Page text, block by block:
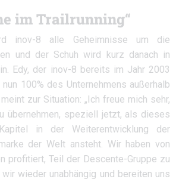
im Trailrunning“
inov-8 alle Geheimnisse um die
und der Schuh wird kurz danach in
Edy, der inov-8 bereits im Jahr 2003
100% des Unternehmens außerhalb
zur Situation: „Ich freue mich sehr,
übernehmen, speziell jetzt, als dieses
in der Weiterentwicklung der
der Welt ansteht. Wir haben von
profitiert, Teil der Descente-Gruppe zu
wieder unabhängig und bereiten uns